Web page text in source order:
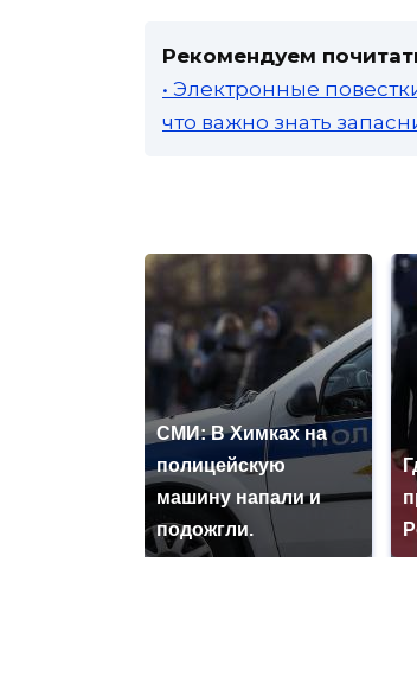
Рекомендуем
• Электронные
что важно знать
СМИ: В Химках на
полицейскую
машину напали и
подожгли.